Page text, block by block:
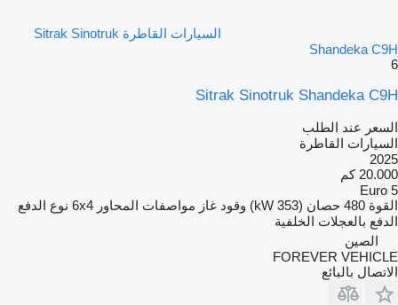
السيارات القاطرة Sitrak Sinotruk
Shandeka C9H
6
Sitrak Sinotruk Shandeka C9H
السعر عند الطلب
السيارات القاطرة
2025
20.000 كم
Euro 5
القوة 480 حصان (353 kW) وقود غاز مواصفات المحاور 6x4 نوع الدفع
الدفع بالعجلات الخلفية
الصين
FOREVER VEHICLE
الاتصال بالبائع